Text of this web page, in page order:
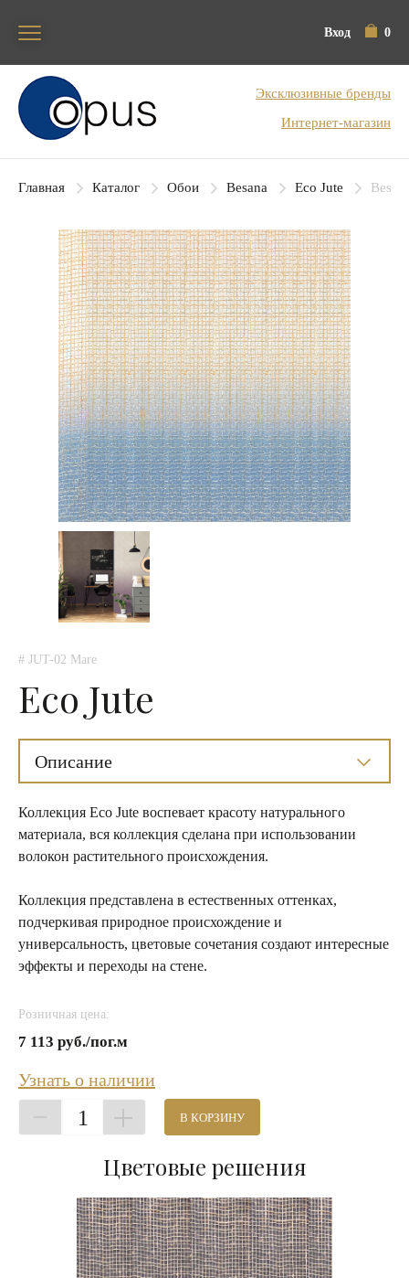
Вход 0
Блок поиска
Эксклюзивные бренды
Интернет-магазин
Главная Каталог Обои Besana Eco Jute
# JUT-02 Mare
Eco Jute
Описание
Коллекция Eco Jute воспевает красоту натурального
материала, вся коллекция сделана при использовании
волокон растительного происхождения.
Коллекция представлена в естественных оттенках,
подчеркивая природное происхождение и
универсальность, цветовые сочетания создают интересные
эффекты и переходы на стене.
Розничная цена:
7 113 руб./пог.м
Узнать о наличии
1 В КОРЗИНУ
Цветовые решения